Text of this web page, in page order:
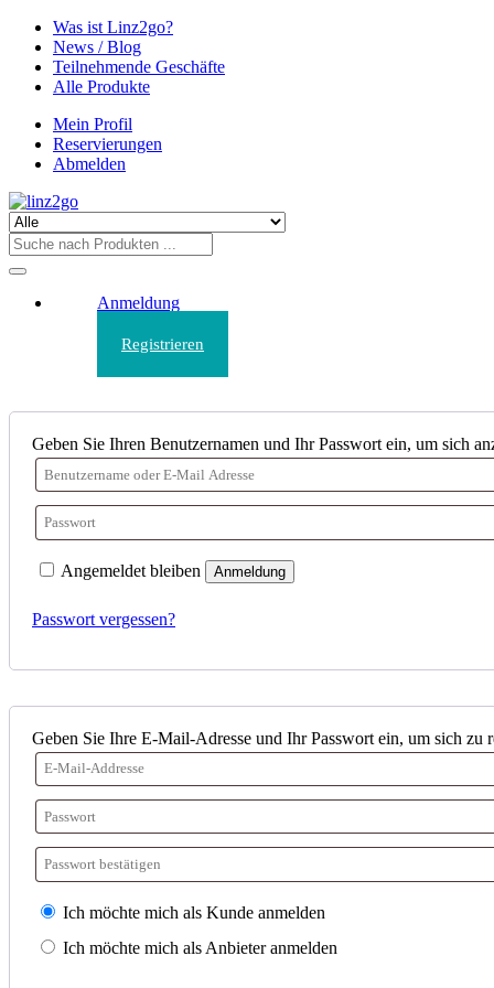
Was ist Linz2go?
News / Blog
Teilnehmende Geschäfte
Alle Produkte
Mein Profil
Reservierungen
Abmelden
Anmeldung
Registrieren
Geben Sie Ihren Benutzernamen und Ihr Passwort ein, um sich
Angemeldet bleiben Anmeldung
Passwort vergessen?
Geben Sie Ihre E-Mail-Adresse und Ihr Passwort ein, um sich zu
Ich möchte mich als Kunde anmelden
Ich möchte mich als Anbieter anmelden